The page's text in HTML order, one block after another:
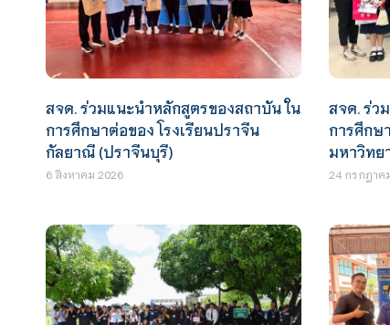
สจด. ร่วมแนะนำหลักสูตรของสถาบัน ใน
การศึกษาต่อของ โรงเรียนปราจีน
กัลยาณี (ปราจีนบุรี)
6 สิงหาคม 2026
สจด. ร่ว
การศึกษ
มหาวิทย
24 กรกฎาค